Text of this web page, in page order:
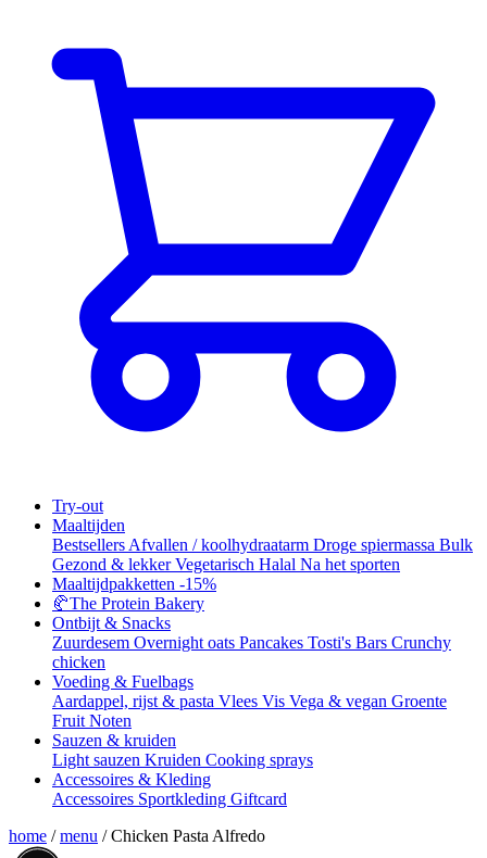
Try-out
Maaltijden
Bestsellers Afvallen / koolhydraatarm Droge spiermassa Bulk
Gezond & lekkerVegetarisch Halal Na het sporten
Maaltijdpakketten -15%
🥐The Protein Bakery
Ontbijt & Snacks
Zuurdesem Overnight oats Pancakes Tosti's Bars Crunchy
chicken
Voeding & Fuelbags
Aardappel, rijst & pasta Vlees Vis Vega & vegan Groente
Fruit Noten
Sauzen & kruiden
Light sauzen Kruiden Cooking sprays
Accessoires & Kleding
Accessoires Sportkleding Giftcard
home / menu / Chicken Pasta Alfredo